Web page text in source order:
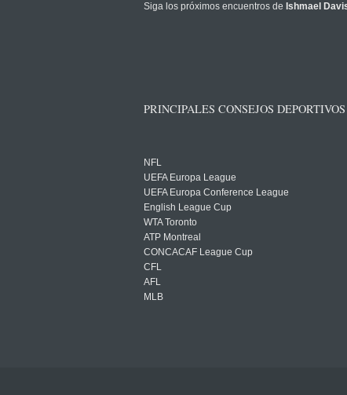
Siga los próximos encuentros de Ishmael
PRINCIPALES CONSEJOS
NFL
UEFA Europa League
UEFA Europa Conference League
English League Cup
WTA Toronto
ATP Montreal
CONCACAF League Cup
CFL
AFL
MLB